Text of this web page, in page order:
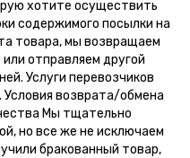
хотите осуществить
содержимого посылки на
товара, мы возвращаем
отправляем другой
Услуги перевозчиков
Условия возврата/обмена
Мы тщательно
но все же не исключаем
бракованный товар,